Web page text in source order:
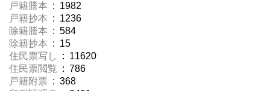
戸籍謄本 : 1982
戸籍抄本 : 1236
除籍謄本 : 584
除籍抄本 : 15
住民票写し
: 11620
住民票閲覧 : 786
戸籍附票 : 368